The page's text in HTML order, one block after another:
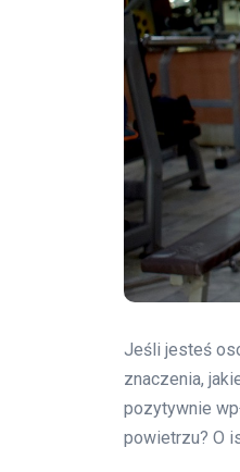
Jeśli jesteś
znaczenia,
pozytywnie
powietrzu? O